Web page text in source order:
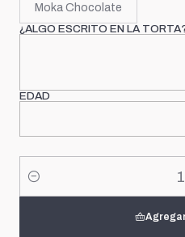
Moka Chocolate
¿ALGO ESCRITO EN LA
EDAD
Cantidad